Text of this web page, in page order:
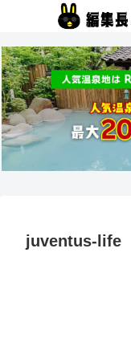
juventus-life